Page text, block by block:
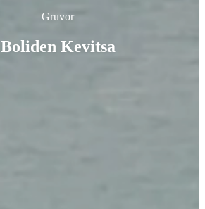
Gruvor
Boliden Kevitsa